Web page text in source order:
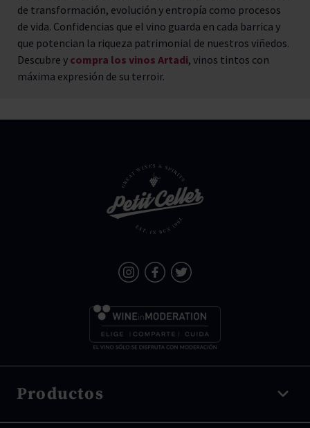
de transformación, evolución y entropía como procesos
de vida. Confidencias que el vino guarda en cada barrica y
que potencian la riqueza patrimonial de nuestros viñedos.
Descubre y compra los vinos Artadi, vinos tintos con
máxima expresión de su terroir.
Productos